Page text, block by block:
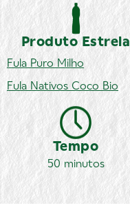
Produto Estrela
Fula Puro Milho
Fula Nativos Coco Bio
Tempo
50 minutos